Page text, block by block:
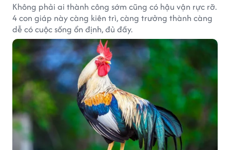
Không phải ai thành công sớm cũng có hậu vận rực rỡ.
4 con giáp này càng kiên trì, càng trưởng thành càng
dễ có cuộc sống ổn định, đủ đầy.